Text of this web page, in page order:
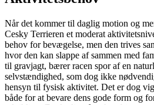
Når det kommer til daglig motion og
Cesky Terrieren et moderat
behov for bevægelse, men den trives
hvor den kan slappe af sammen med
til gravjagt, bærer racen spor af en
selvstændighed, som dog ikke
hensyn til fysisk aktivitet. Det er dog
både for at bevare dens gode form og